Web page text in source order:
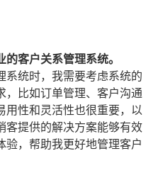
客户关系管理系统。
系统时，我需要考虑系统的
，比如订单管理、客户沟通
用性和灵活性也很重要，以
客提供的解决方案能够有效
验，帮助我更好地管理客户